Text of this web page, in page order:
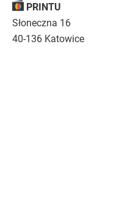
PRINTU
Słoneczna 16
40-136 Katowice